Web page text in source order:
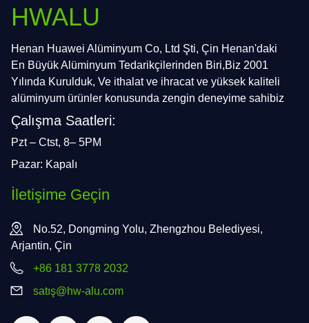
HWALU
Henan Huawei Alüminyum Co, Ltd Şti, Çin Henan'daki
En Büyük Alüminyum Tedarikçilerinden Biri,Biz 2001
Yılında Kurulduk, Ve ithalat ve ihracat ve yüksek kaliteli
alüminyum ürünler konusunda zengin deneyime sahibiz
Çalışma Saatleri:
Pzt – Ctst, 8– 5PM
Pazar: Kapalı
İletişime Geçin
No.52, Dongming Yolu, Zhengzhou Belediyesi,
Arjantin, Çin
+86 181 3778 2032
satış@hw-alu.com